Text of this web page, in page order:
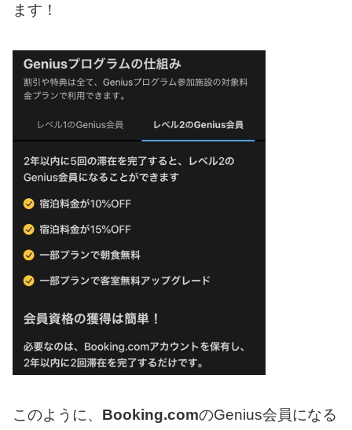
ます！
このように、 Booking.comのGenius会員になる